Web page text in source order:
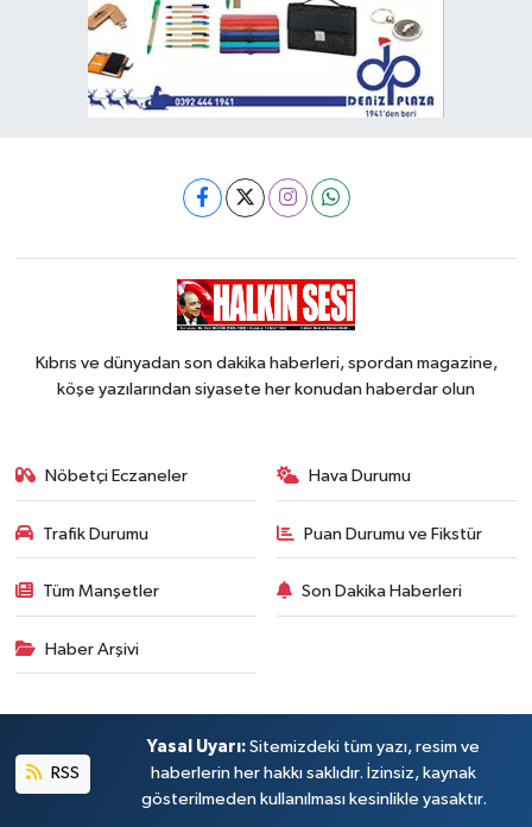
Kıbrıs ve dünyadan son dakika haberleri, spordan magazine,
köşe yazılarından siyasete her konudan haberdar olun
Nöbetçi Eczaneler Hava Durumu
Trafik Durumu Puan Durumu ve Fikstür
Tüm Manşetler Son Dakika Haberleri
Haber Arşivi
RSS
Yasal Uyarı: Sitemizdeki tüm yazı, resim ve
haberlerin her hakkı saklıdır. İzinsiz, kaynak
gösterilmeden kullanılması kesinlikle yasaktır.